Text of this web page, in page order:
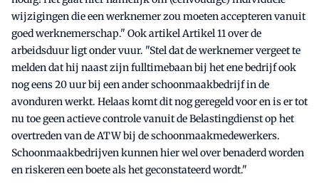
wijzigingen die een werknemer zou moeten accepteren vanuit
goed werknemerschap." Ook artikel Artikel 11 over de
arbeidsduur ligt onder vuur. "Stel dat de werknemer vergeet te
melden dat hij naast zijn fulltimebaan bij het ene bedrijf ook
nog eens 20 uur bij een ander schoonmaakbedrijf in de
avonduren werkt. Helaas komt dit nog geregeld voor en is er tot
nu toe geen actieve controle vanuit de Belastingdienst op het
overtreden van de ATW bij de schoonmaakmedewerkers.
Schoonmaakbedrijven kunnen hier wel over benaderd worden
en riskeren een boete als het geconstateerd wordt."